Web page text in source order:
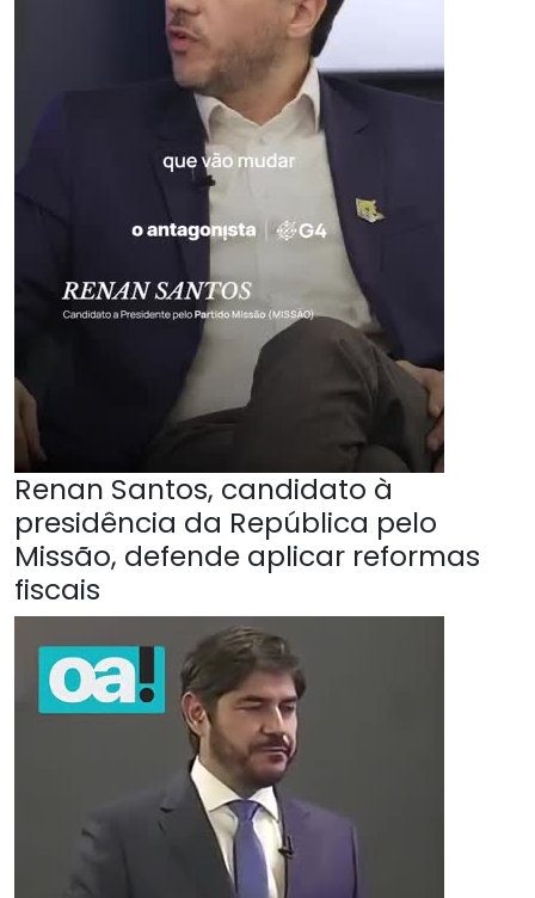
Renan Santos, candidato à
presidência da República pelo
Missão, defende aplicar reformas
fiscais